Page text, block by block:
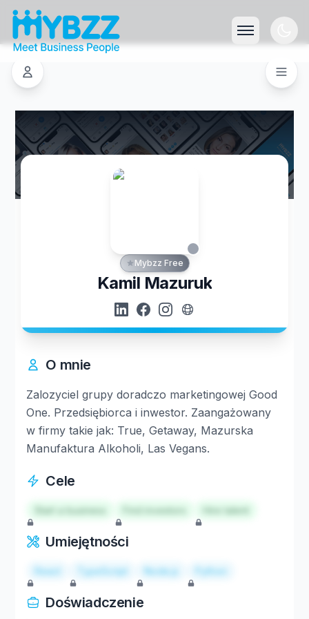
Mybzz Free
Kamil Mazuruk
O mnie
Zalozyciel grupy doradczo marketingowej Good
One. Przedsiębiorca i inwestor. Zaangażowany
w firmy takie jak: True, Getaway, Mazurska
Manufaktura Alkoholi, Las Vegans.
Cele
Start a business Hire talent
Umiejętności
React TypeScript Node.js Python
Doświadczenie